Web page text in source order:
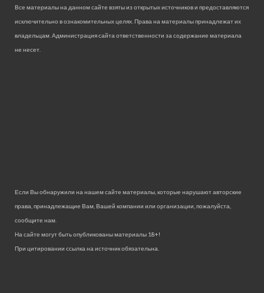
Все материалы на данном сайте взяты из открытых источников и предоставляются
исключительно в ознакомительных целях. Права на материалы принадлежат их
владельцам. Администрация сайта ответственности за содержание материала
не несет.
Если Вы обнаружили на нашем сайте материалы, которые нарушают авторские
права, принадлежащие Вам, Вашей компании или организации, пожалуйста,
сообщите нам.
На сайте могут быть опубликованы материалы 18+!
При цитировании ссылка на источник обязательна.